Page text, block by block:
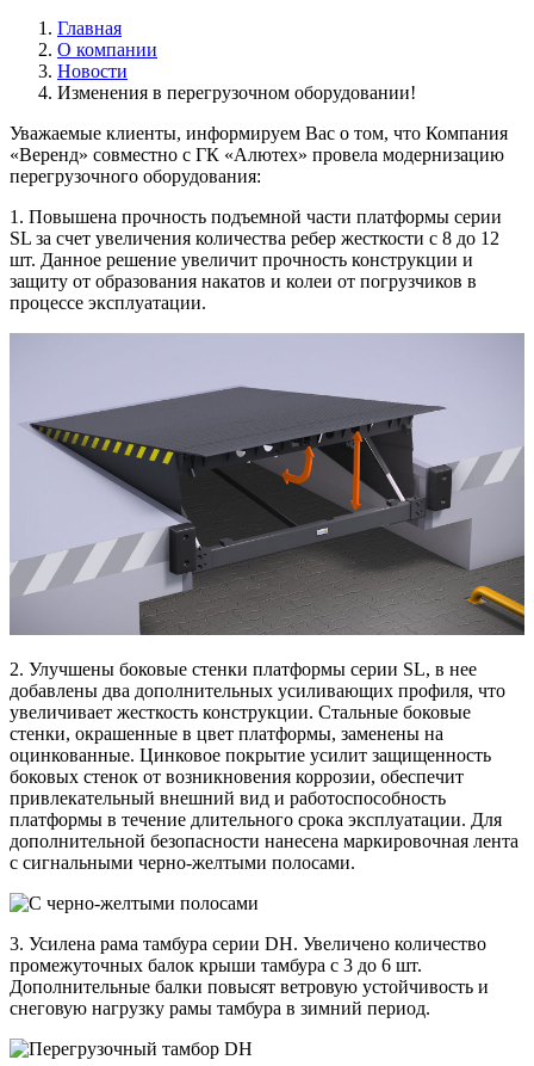
Главная
О компании
Новости
Изменения в перегрузочном оборудовании!
Уважаемые клиенты, информируем Вас о том, что Компания
«Веренд» совместно с ГК «Алютех» провела модернизацию
перегрузочного оборудования:
1. Повышена прочность подъемной части платформы серии
SL за счет увеличения количества ребер жесткости с 8 до 12
шт. Данное решение увеличит прочность конструкции и
защиту от образования накатов и колеи от погрузчиков в
процессе эксплуатации.
2. Улучшены боковые стенки платформы серии SL, в нее
добавлены два дополнительных усиливающих профиля, что
увеличивает жесткость конструкции. Стальные боковые
стенки, окрашенные в цвет платформы, заменены на
оцинкованные. Цинковое покрытие усилит защищенность
боковых стенок от возникновения коррозии, обеспечит
привлекательный внешний вид и работоспособность
платформы в течение длительного срока эксплуатации. Для
дополнительной безопасности нанесена маркировочная лента
с сигнальными черно-желтыми полосами.
3. Усилена рама тамбура серии DH. Увеличено количество
промежуточных балок крыши тамбура с 3 до 6 шт.
Дополнительные балки повысят ветровую устойчивость и
снеговую нагрузку рамы тамбура в зимний период.